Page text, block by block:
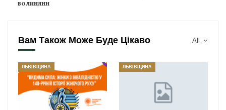
волиняни
All
Вам Також Може Буде Цікаво
ЛЬВІВЩИНА ЛЬВІВЩИНА